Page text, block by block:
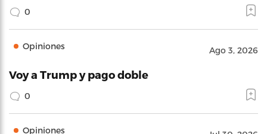
0
Opiniones Ago 3, 2026
Voy a Trump y pago doble
0
Opiniones